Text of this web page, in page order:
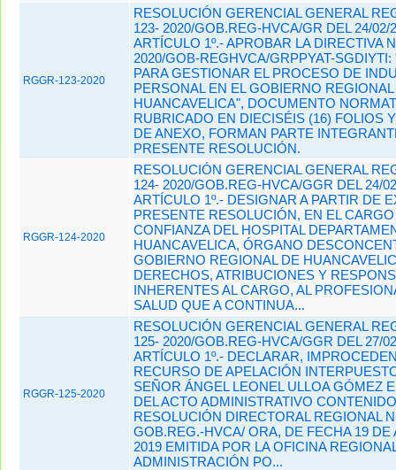
RGGR-123-2020
RESOLUCIÓN GERENCIAL GENERAL
123- 2020/GOB.REG-HVCA/GR DEL 24/02/
ARTÍCULO 1º.- APROBAR LA DIRECTIVA
2020/GOB-REGHVCA/GRPPYAT-
PARA GESTIONAR EL PROCESO DE
PERSONAL EN EL GOBIERNO REGIONAL
HUANCAVELICA", DOCUMENTO
RUBRICADO EN DIECISÉIS (16) FOLIOS
DE ANEXO, FORMAN PARTE
PRESENTE RESOLUCIÓN.
RGGR-124-2020
RESOLUCIÓN GERENCIAL GENERAL
124- 2020/GOB.REG-HVCA/GGR DEL 24/
ARTÍCULO 1º.- DESIGNAR A PARTIR DE
PRESENTE RESOLUCIÓN, EN EL
CONFIANZA DEL HOSPITAL
HUANCAVELICA, ÓRGANO
GOBIERNO REGIONAL DE
DERECHOS, ATRIBUCIONES Y
INHERENTES AL CARGO, AL
SALUD QUE A CONTINUA...
RGGR-125-2020
RESOLUCIÓN GERENCIAL GENERAL
125- 2020/GOB.REG-HVCA/GGR DEL 27/
ARTÍCULO 1º.- DECLARAR,
RECURSO DE APELACIÓN
SEÑOR ÁNGEL LEONEL ULLOA GÓMEZ
DEL ACTO ADMINISTRATIVO
RESOLUCIÓN DIRECTORAL REGIONAL
GOB.REG.-HVCA/ ORA, DE FECHA 19 DE
2019 EMITIDA POR LA OFICINA
ADMINISTRACIÓN PO...